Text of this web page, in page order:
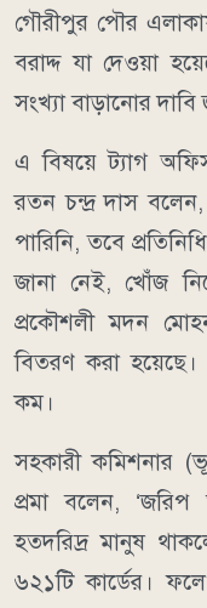
গৌরীপুর পৌর
বরাদ্দ যা দেওয়া
সংখ্যা বাড়ানোর দাবি
এ বিষয়ে ট্যাগ
রতন চন্দ্র দাস
পারিনি, তবে
জানা নেই, খোঁজ
প্রকৌশলী মদন
বিতরণ করা হয়েছে।
কম।
সহকারী কমিশনার
প্রমা বলেন,
হতদরিদ্র মানুষ
৬২১টি কার্ডের।